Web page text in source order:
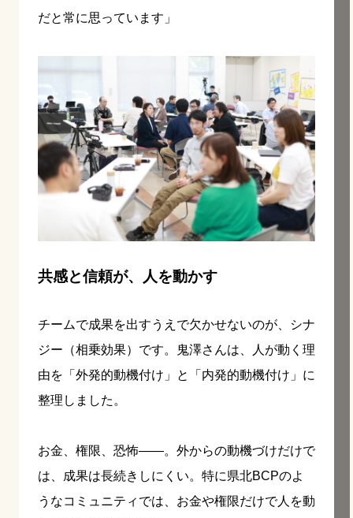
だと常に思っています」
共感と信頼が、人を動かす
チームで成果を出すうえで欠かせないのが、シナ
ジー（相乗効果）です。鬼澤さんは、人が動く理
由を「外発的動機付け」と「内発的動機付け」に
整理しました。
お金、権限、恐怖——。外からの動機づけだけで
は、成果は長続きしにくい。特に県北BCPのよ
うなコミュニティでは、お金や権限だけで人を動